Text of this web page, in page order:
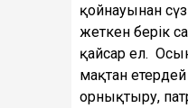
қойнауынан
жеткен берік
қайсар ел.
мақтан
орнықтыру,